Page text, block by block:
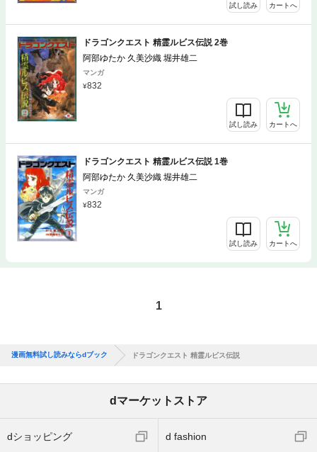
試し読み カートへ
ドラゴンクエスト 精霊ルビス伝説 2巻
阿部ゆたか 久美沙織 堀井雄二
マンガ
832
試し読み カートへ
ドラゴンクエスト 精霊ルビス伝説 1巻
阿部ゆたか 久美沙織 堀井雄二
マンガ
832
試し読み カートへ
1
漫画無料試し読みならdブック ドラゴンクエスト 精霊ルビス伝説
dマーケットストア
dショッピング d fashion